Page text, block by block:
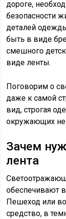
дороге,
безопасности
деталей
быть в виде
смешного
виде ленты.
Поговорим о
даже к самой
вид, строгая
окружающих
Зачем
лента
обеспечивают
Пешеход или
средство, в